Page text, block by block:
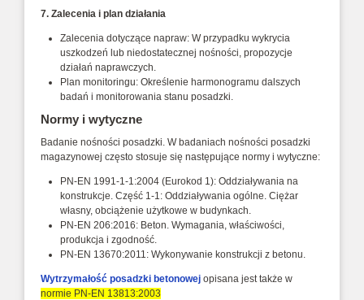
7. Zalecenia i plan działania
Zalecenia dotyczące napraw: W przypadku wykrycia
uszkodzeń lub niedostatecznej nośności, propozycje
działań naprawczych.
Plan monitoringu: Określenie harmonogramu dalszych
badań i monitorowania stanu posadzki.
Normy i wytyczne
Badanie nośności posadzki. W badaniach nośności posadzki
magazynowej często stosuje się następujące normy i wytyczne:
PN-EN 1991-1-1:2004 (Eurokod 1): Oddziaływania na
konstrukcje. Część 1-1: Oddziaływania ogólne. Ciężar
własny, obciążenie użytkowe w budynkach.
PN-EN 206:2016: Beton. Wymagania, właściwości,
produkcja i zgodność.
PN-EN 13670:2011: Wykonywanie konstrukcji z betonu.
Wytrzymałość posadzki betonowej opisana jest także w
normie PN-EN 13813:2003